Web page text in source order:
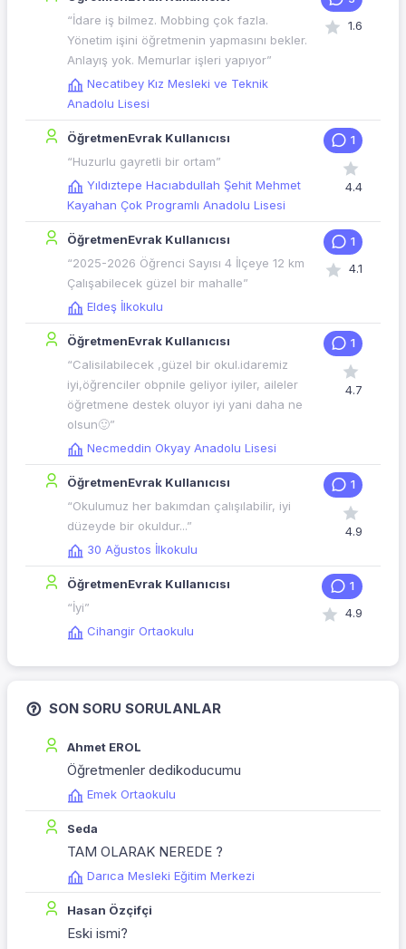
“İdare iş bilmez. Mobbing çok fazla.
Yönetim işini öğretmenin yapmasını bekler.
Anlayış yok. Memurlar işleri yapıyor”
Necatibey Kız Mesleki ve Teknik
Anadolu Lisesi
1.6
ÖğretmenEvrak Kullanıcısı
“Huzurlu gayretli bir ortam”
Yıldıztepe Hacıabdullah Şehit Mehmet
Kayahan Çok Programlı Anadolu Lisesi
1
4.4
ÖğretmenEvrak Kullanıcısı
“2025-2026 Öğrenci Sayısı 4 İlçeye 12 km
Çalışabilecek güzel bir mahalle”
Eldeş İlkokulu
1
4.1
ÖğretmenEvrak Kullanıcısı
“Calisilabilecek ,güzel bir okul.idaremiz
iyi,öğrenciler obpnile geliyor iyiler, aileler
öğretmene destek oluyor iyi yani daha ne
olsun🙂”
Necmeddin Okyay Anadolu Lisesi
1
4.7
ÖğretmenEvrak Kullanıcısı
“Okulumuz her bakımdan çalışılabilir, iyi
düzeyde bir okuldur...”
30 Ağustos İlkokulu
1
4.9
ÖğretmenEvrak Kullanıcısı
“İyi”
Cihangir Ortaokulu
1
4.9
SON SORU SORULANLAR
Ahmet EROL
Öğretmenler dedikoducumu
Emek Ortaokulu
Seda
TAM OLARAK NEREDE ?
Darıca Mesleki Eğitim Merkezi
Hasan Özçifçi
Eski ismi?